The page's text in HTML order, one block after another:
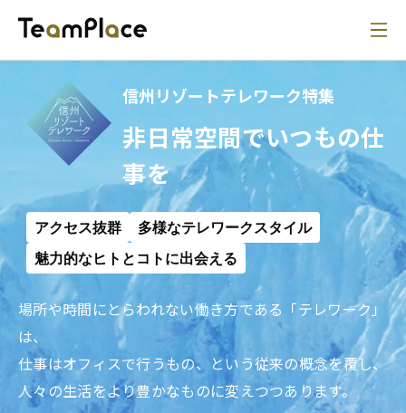
信州リゾートテレワーク特集
非日常空間でいつもの仕
事を
アクセス抜群
多様なテレワークスタイル
魅力的なヒトとコトに出会える
場所や時間にとらわれない働き方である「テレワーク」
は、
仕事はオフィスで行うもの、という従来の概念を覆し、
人々の生活をより豊かなものに変えつつあります。